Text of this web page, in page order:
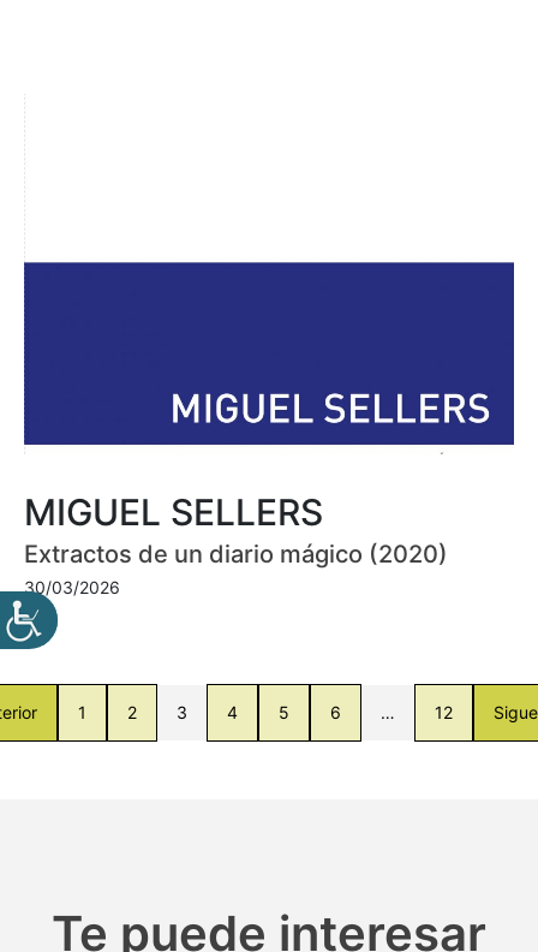
MIGUEL SELLERS
Extractos de un diario mágico (2020)
30/03/2026
1 2 3 4 5 6 … 12
Te puede interesar